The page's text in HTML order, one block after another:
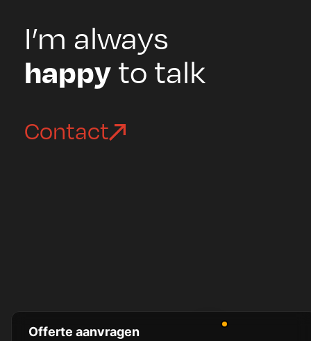
I’m always
happy to talk
Contact
Offerte aanvragen